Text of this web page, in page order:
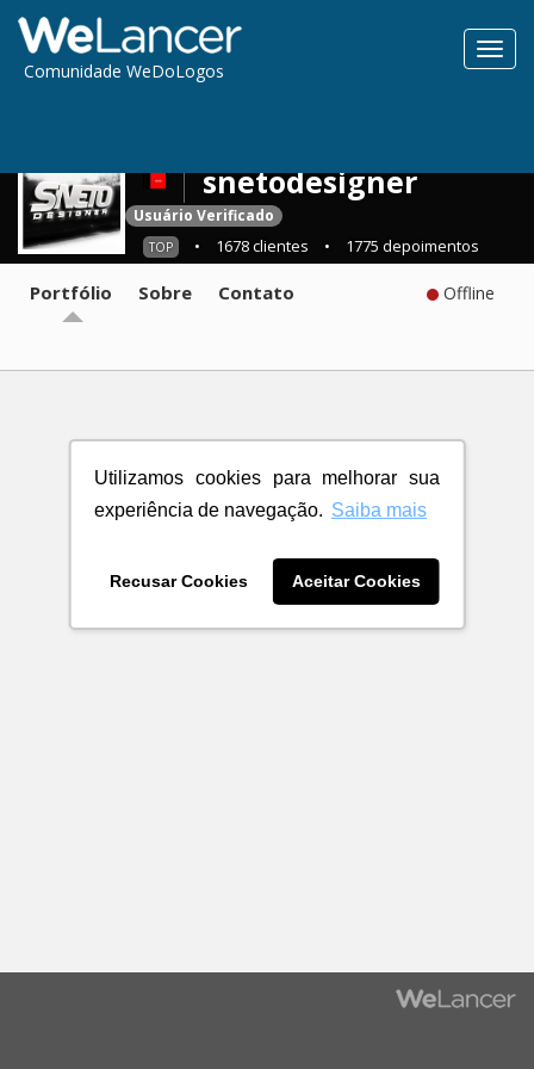
Utilizamos cookies para melhorar sua
experiência de navegação. Saiba mais
Recusar Cookies Aceitar Cookies
Comunidade WeDoLogos
snetodesigner
Usuário Verificado
TOP • 1678 clientes • 1775 depoimentos
Portfólio Sobre Contato Offline